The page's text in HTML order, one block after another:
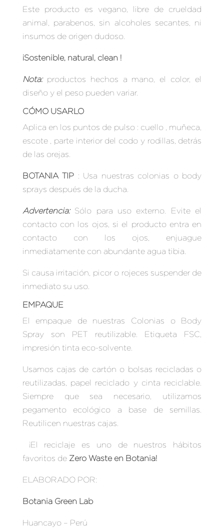
Este producto es vegano, libre de crueldad
animal, parabenos, sin alcoholes secantes, ni
insumos de origen dudoso.
¡Sostenible, natural, clean !
Nota:productos hechos a mano, el color, el
diseño y el peso pueden variar.
CÓMO USARLO
Aplica en los puntos de pulso : cuello , muñeca,
escote , parte interior del codo y rodillas, detrás
de las orejas.
BOTANIA TIP : Usa nuestras colonias o body
sprays después de la ducha.
Advertencia:Sólo para uso externo. Evite el
contacto con los ojos, si el producto entra en
contacto con los ojos, enjuague
inmediatamente con abundante agua tibia.
Si causa irritación, picor o rojeces suspender de
inmediato su uso.
EMPAQUE
El empaque de nuestras Colonias o Body
Spray son PET reutilizable. Etiqueta FSC,
impresión tinta eco-solvente.
Usamos cajas de cartón o bolsas recicladas o
reutilizadas, papel reciclado y cinta reciclable.
Siempre que sea necesario, utilizamos
pegamento ecológico a base de semillas.
Reutilicen nuestras cajas.
¡El reciclaje es uno de nuestros hábitos
favoritos de Zero Waste en Botania!
ELABORADO POR:
Botania Green Lab
Huancayo – Perú